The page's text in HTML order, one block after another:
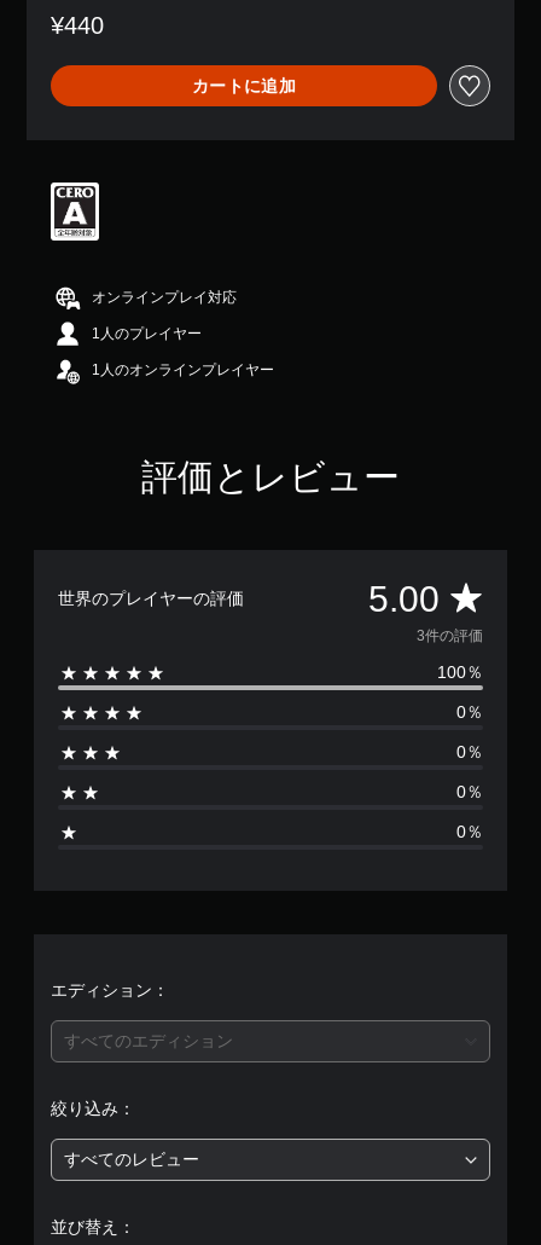
は
、
平
均
5
段
階
の
5
で
す
¥440
カートに追加
オンラインプレイ対応
1人のプレイヤー
1人のオンラインプレイヤー
評価とレビュー
世界のプレイヤーの評価 5.00 評
価
数
は
、
段
階
3件の評価
100％
0％
0％
0％
0％
エディション：
すべてのエディション
絞り込み：
すべてのレビュー
並び替え：